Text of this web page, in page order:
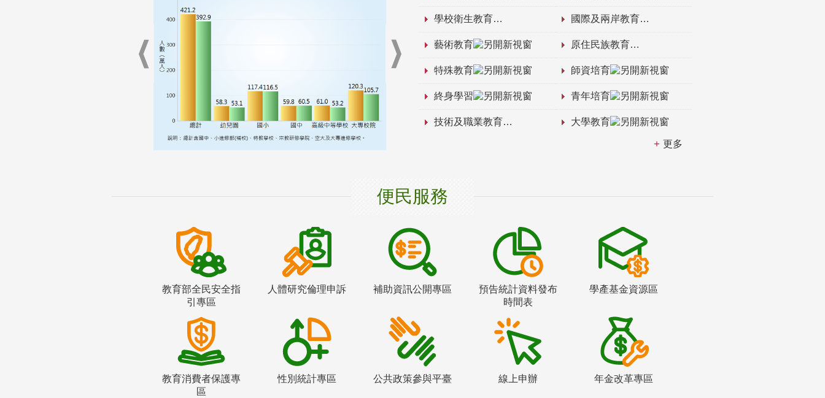
學校衛生教育 國際及兩岸教育
藝術教育 原住民族教育
特殊教育 師資培育
終身學習 青年培育
技術及職業教育 大學教育
更多
便民服務
教育部全民安全指
引專區
人體研究倫理申訴 補助資訊公開專區
預告統計資料發布
時間表
學產基金資源區
教育消費者保護專
區
性別統計專區 公共政策參與平臺 線上申辦 年金改革專區